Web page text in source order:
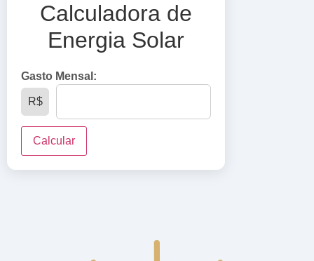
Calculadora de
Energia Solar
Gasto Mensal:
R$
Calcular